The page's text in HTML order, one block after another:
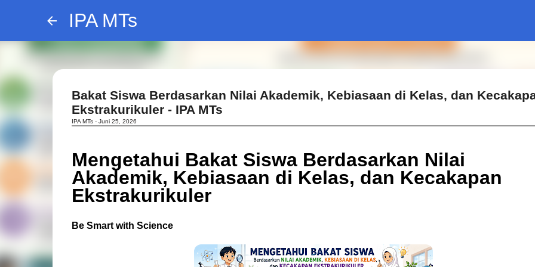
IPA MTs
Bakat Siswa Berdasarkan Nilai Akademik, Kebiasaan di Kelas, dan
Ekstrakurikuler - IPA MTs
IPA MTs - Juni 25, 2026
Mengetahui Bakat Siswa Berdasarkan Nilai
Akademik, Kebiasaan di Kelas, dan Kecakapan
Ekstrakurikuler
Be Smart with Science